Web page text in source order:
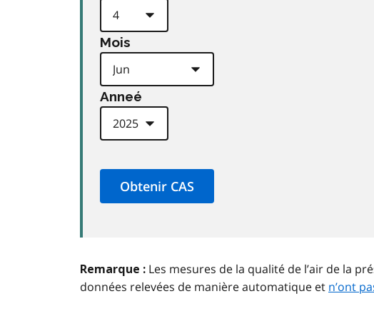
Mois
Anneé
Remarque : Les mesures de la qualité de l’air de la
données relevées de manière automatique et n’ont